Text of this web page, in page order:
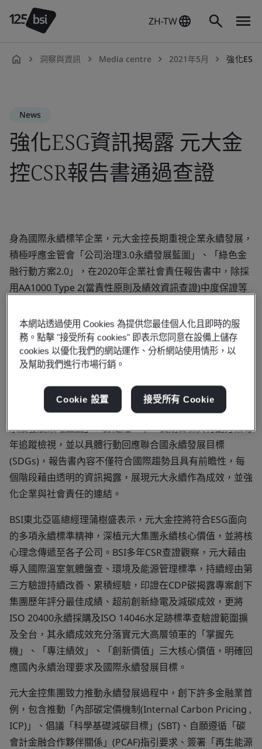
ZH-TW
洞察與資訊 Media centre 2021年5月 強化
News
強化ESG資訊揭露 元大金
控CSR報告書通過查證
身為國際永續標竿企業，元大金控長期重視企業永續發展，
積極呼應金管會「公司治理3.0永續發展藍圖」、「綠色金
融行動方案2.0」，在2020年企業社會責任報告書中，除採
用AA1000 Type 2(當責性原則及績效資訊查證)中度保證等
(SASB)等國際準則規範，強化ESG資訊揭露，回應利害關係
人關心議題。5月11日舉辦授證儀式，由BSI東北亞區總經
理蒲樹盛代表頒發證書，元大金控董事長申鼎籛代表接受證
書，元大金控CSR報告書連續7年通過國際機構英國標準協
會(BSI)查證。
元大金控所發布2020 CSR報告書，依循「2021-2025集團
永續發展策略藍圖」，訂定短、中、長期目標與行動方案每
年追蹤檢視，並以具體行動回應聯合國永續發展目標
(SDGs)，報告書內容不僅符合國際趨勢且具有前瞻性，每
個階段藉由透明的資訊揭露，展現元大永續作為成效，並強
化企業與社會責任的連結。
BSI東北亞區總經理蒲樹盛表示，元大金控將符合ESG面向
的多項永續標準精神，深植元大集團永續核心價值，並將核
心理念傳遞至各子公司。BSI多年CSR查證觀察，元大藉由
導入國際溫室氣體盤查、環境及能源管理標準，持續經由第
三方驗證持續改善、累積經驗，印證在CDP碳揭露專案創下
集團歷年評分最佳成績、超前創新綠電及減碳成效，更將
ISO 20400永續採購及ISO 14046水足跡標準查驗證範圍擴
及全台，其永續成效充分落實元大高層領軍的「掌握先
機」、「專注績效」、「創新價值」三大核心價值，明確回
應國內永續治理要求及國際永續發展目標。
元大金控集團致力推動永續發展過程中，創下許多金融業首
例，包含推動「內部碳定價機制(Internal Carbon Pricing ,
ICP)」、倡議「科學基礎減碳目標」(SBT)、自願遵循「碳
會計金融合作夥伴關係」(PCAF)指引要求、簽署「再生能源
本網站透過使用 Cookies 為提供您最佳個人化且即時的服
務。點擊 "接受所有 cookies" 即表示您同意在設備上儲存
cookies 以優化我們的網站運作、分析網站使用情形，以
及幫助我們進行市場行銷。
Cookie 設置 接受所有 Cookie